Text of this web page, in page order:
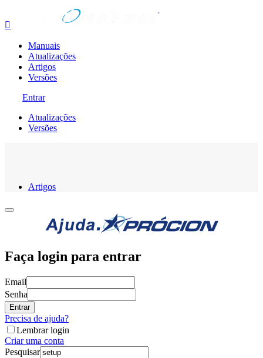

Manuais
Atualizações
Artigos
Versões
Entrar
Atualizações
Versões
Artigos
Faça login para entrar
Email
Senha
Entrar
Precisa de ajuda?
Lembrar login
Criar uma conta
Pesquisar